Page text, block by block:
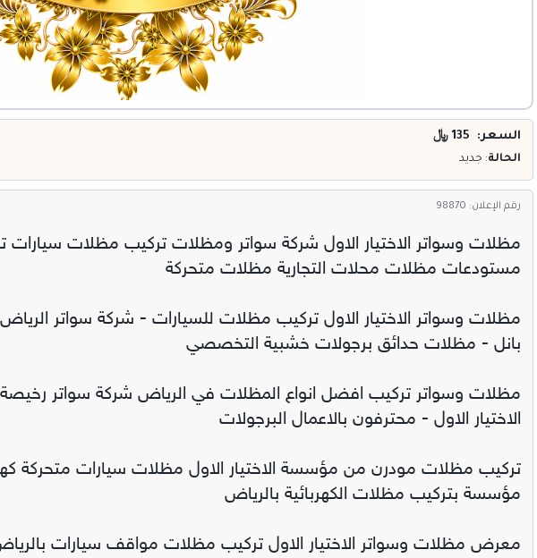
السعر: 135 ﷼
الحالة: جديد
رقم الإعلان: 98870
مظلات وسواتر الاختيار الاول شركة سواتر ومظلات تركيب مظلات سيارات
مستودعات مظلات محلات التجارية مظلات متحركة
مظلات وسواتر الاختيار الاول تركيب مظلات للسيارات - شركة سواتر
بانل - مظلات حدائق برجولات خشبية التخصصي
مظلات وسواتر تركيب افضل انواع المظلات في الرياض شركة سواتر
الاختيار الاول - محترفون بالاعمال البرجولات
تركيب مظلات مودرن من مؤسسة الاختيار الاول مظلات سيارات متحركة
مؤسسة بتركيب مظلات الكهربائية بالرياض